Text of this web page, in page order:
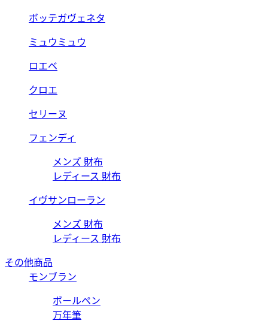
ボッテガヴェネタ
ミュウミュウ
ロエベ
クロエ
セリーヌ
フェンディ
メンズ 財布
レディース 財布
イヴサンローラン
メンズ 財布
レディース 財布
その他商品
モンブラン
ボールペン
万年筆